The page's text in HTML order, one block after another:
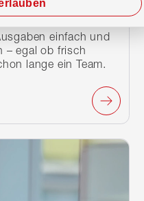
abrechnen?
einfach und
– egal ob frisch
lange ein Team.